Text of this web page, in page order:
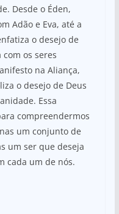
Desde o Éden,
Adão e Eva, até a
o desejo de
os seres
na Aliança,
o desejo de Deus
Essa
compreendermos
um conjunto de
um ser que deseja
cada um de nós.